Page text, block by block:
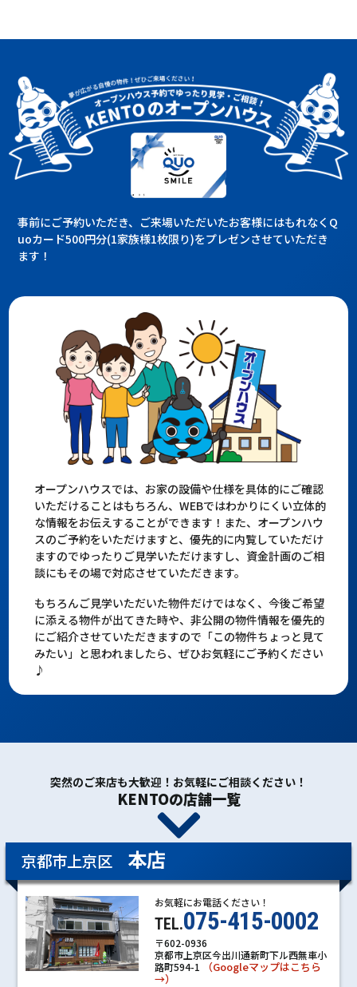
事前にご予約いただき、ご来場いただいたお客様にはもれなくQ
uoカード500円分(1家族様1枚限り)をプレゼンさせていただき
ます！
オープンハウスでは、お家の設備や仕様を具体的にご確認
いただけることはもちろん、WEBではわかりにくい立体的
な情報をお伝えすることができます！また、オープンハウ
スのご予約をいただけますと、優先的に内覧していただけ
ますのでゆったりご見学いただけますし、資金計画のご相
談にもその場で対応させていただきます。
もちろんご見学いただいた物件だけではなく、今後ご希望
に添える物件が出てきた時や、非公開の物件情報を優先的
にご紹介させていただきますので「この物件ちょっと見て
みたい」と思われましたら、ぜひお気軽にご予約ください
♪
突然のご来店も大歓迎！お気軽にご相談ください！
KENTOの店舗一覧
京都市上京区 本店
お気軽にお電話ください！
TEL.075-415-0002
〒602-0936
京都市上京区今出川通新町下ル西無車小
路町594-1
（Googleマップはこちら
→）